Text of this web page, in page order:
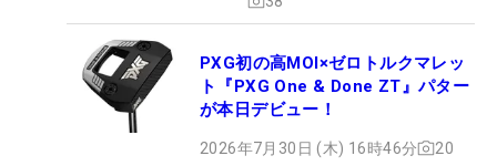
PXG初の高MOI×ゼロトルクマレッ
ト『PXG One & Done ZT』パター
が本日デビュー！
2026年7月30日 (木) 16時46分 20